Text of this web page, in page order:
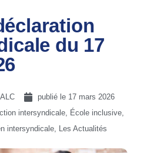
du 17
publié le 17 mars 2026
intersyndicale, École inclusive,
intersyndicale, Les Actualités